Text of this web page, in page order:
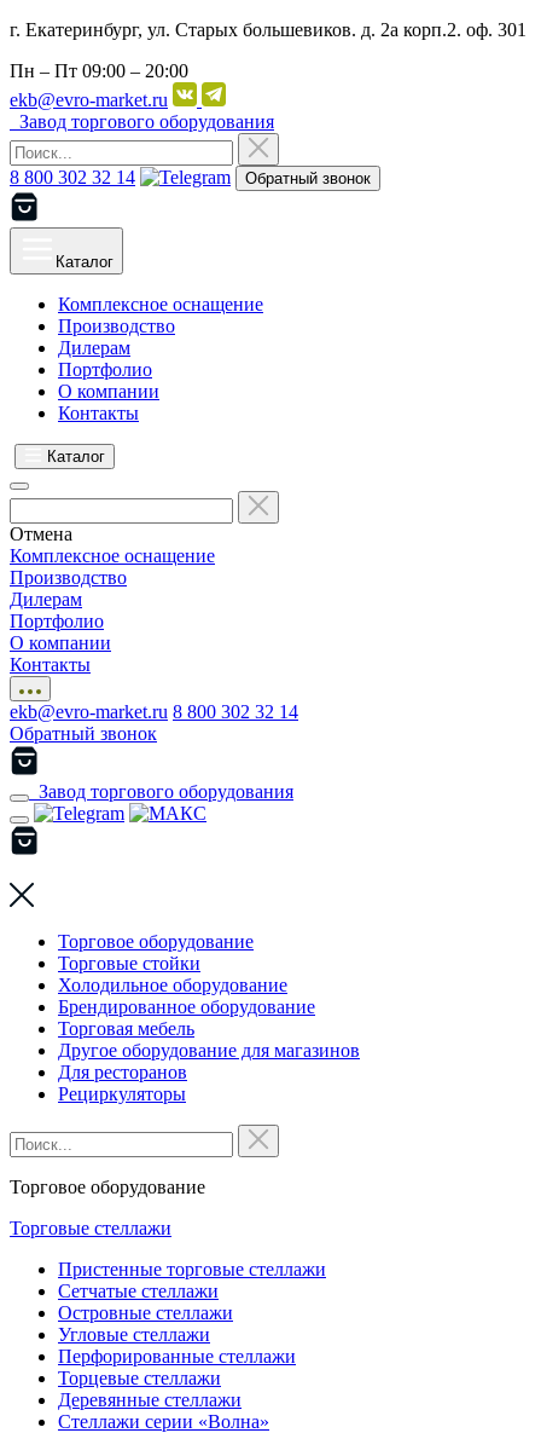
г. Екатеринбург, ул. Старых большевиков. д. 2а корп.2. оф. 301
Пн – Пт 09:00 – 20:00
ekb@evro-market.ru
Завод торгового оборудования
8 800 302 32 14 Обратный звонок
Каталог
Комплексное оснащение
Производство
Дилерам
Портфолио
О компании
Контакты
Каталог
Отмена
Комплексное оснащение
Производство
Дилерам
Портфолио
О компании
Контакты
ekb@evro-market.ru 8 800 302 32 14
Обратный звонок
Завод торгового оборудования
Торговое оборудование
Торговые стойки
Холодильное оборудование
Брендированное оборудование
Торговая мебель
Другое оборудование для магазинов
Для ресторанов
Рециркуляторы
Торговое оборудование
Торговые стеллажи
Пристенные торговые стеллажи
Сетчатые стеллажи
Островные стеллажи
Угловые стеллажи
Перфорированные стеллажи
Торцевые стеллажи
Деревянные стеллажи
Стеллажи серии «Волна»